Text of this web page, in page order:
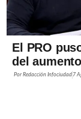
El PRO
del
PorRedacción Infociudad 7